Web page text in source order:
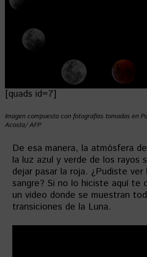
[quads id=7]
Imagen compuesta con fotografías tomadas en
Acosta/ AFP
De esa manera, la atmósfera
la luz azul y verde de los rayos
dejar pasar la roja. ¿Pudiste ver
sangre? Si no lo hiciste aquí te
un video donde se muestran
transiciones de la Luna.